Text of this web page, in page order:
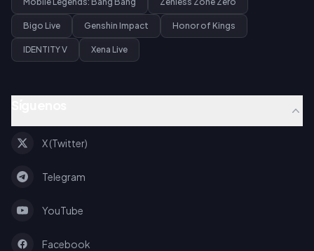
Bigo Live Genshin Impact Honor of Kings
IDENTITY V Xena Live
X (Twitter)
Telegram
YouTube
Facebook